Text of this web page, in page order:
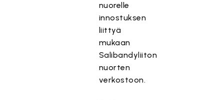
nuorelle
innostuksen
liittyä
mukaan
Salibandyliiton
nuorten
verkostoon.